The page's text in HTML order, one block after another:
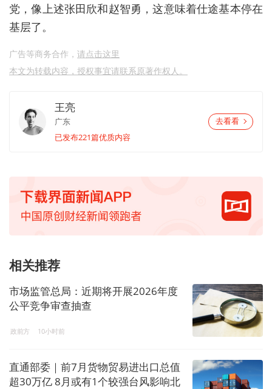
党，像上述张田欣和赵智勇，这意味着仕途基本停在
基层了。
广告等商务合作， 请点击这里
本文为转载内容，授权事宜请联系原著作权人。
王亮
广东
已发布221篇优质内容
去看看
相关推荐
市场监管总局：近期将开展2026年度
公平竞争审查抽查
政前方 10小时前
直通部委｜前7月货物贸易进出口总值
超30万亿 8月或有1个较强台风影响北